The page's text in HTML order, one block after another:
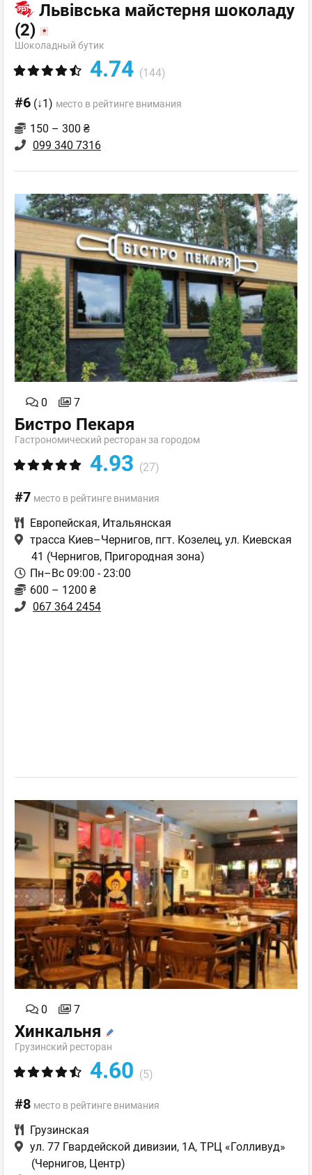
Львівська майстерня шоколаду
(2)
Шоколадный бутик
4.74 (144)
#6 (↓1) место в рейтинге внимания
150 – 300 ₴
099 340 7316
0 7
Бистро Пекаря
Гастрономический ресторан за городом
4.93 (27)
#7 место в рейтинге внимания
Европейская, Итальянская
трасса Киев–Чернигов, пгт. Козелец, ул. Киевская
41 (Чернигов, Пригородная зона)
Пн–Вс 09:00 - 23:00
600 – 1200 ₴
067 364 2454
0 7
Хинкальня
Грузинский ресторан
4.60 (5)
#8 место в рейтинге внимания
Грузинская
ул. 77 Гвардейской дивизии, 1А, ТРЦ «Голливуд»
(Чернигов, Центр)